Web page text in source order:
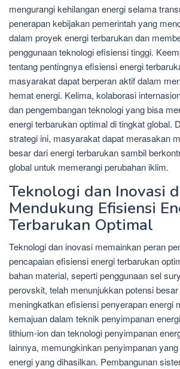
mengurangi kehilangan energi selama
penerapan kebijakan pemerintah yang
dalam proyek energi terbarukan dan
penggunaan teknologi efisiensi tinggi.
tentang pentingnya efisiensi energi
masyarakat dapat berperan aktif dalam
hemat energi. Kelima, kolaborasi
dan pengembangan teknologi yang bisa
energi terbarukan optimal di tingkat global.
strategi ini, masyarakat dapat merasakan
besar dari energi terbarukan sambil
global untuk memerangi perubahan iklim.
Teknologi dan Inovasi
Mendukung Efisiensi
Terbarukan Optimal
Teknologi dan inovasi memainkan peran
pencapaian efisiensi energi terbarukan
bahan material, seperti penggunaan sel
perovskit, telah menunjukkan potensi
meningkatkan efisiensi penyerapan energi
kemajuan dalam teknik penyimpanan
lithium-ion dan teknologi penyimpanan
lainnya, memungkinkan penyimpanan
energi yang dihasilkan. Pembangunan